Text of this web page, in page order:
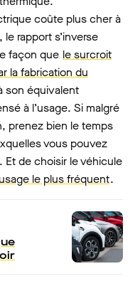
coûte plus cher à
rapport s’inverse
façon que le surcroit
la fabrication du
son équivalent
à l’usage. Si malgré
prenez bien le temps
vous pouvez
de choisir le véhicule
le plus fréquent.